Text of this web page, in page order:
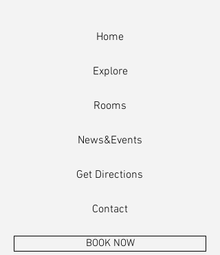
Home
Explore
Rooms
News&Events
Get Directions
Contact
BOOK NOW